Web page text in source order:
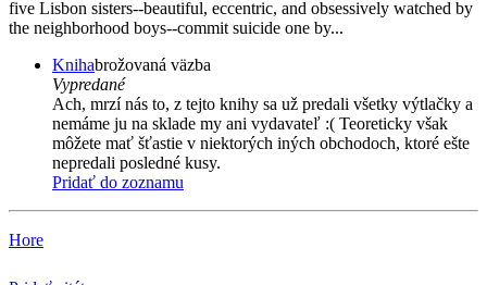
five Lisbon sisters--beautiful, eccentric, and obsessively watched by
the neighborhood boys--commit suicide one by...
Knihabrožovaná väzba
Vypredané
Ach, mrzí nás to, z tejto knihy sa už predali všetky výtlačky a
nemáme ju na sklade my ani vydavateľ :( Teoreticky však
môžete mať šťastie v niektorých iných obchodoch, ktoré ešte
nepredali posledné kusy.
Pridať do zoznamu
Hore